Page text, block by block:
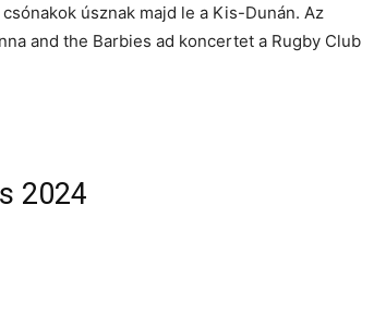
úsznak majd le a Kis-Dunán. Az
and the Barbies ad koncertet a Rugby Club
2024